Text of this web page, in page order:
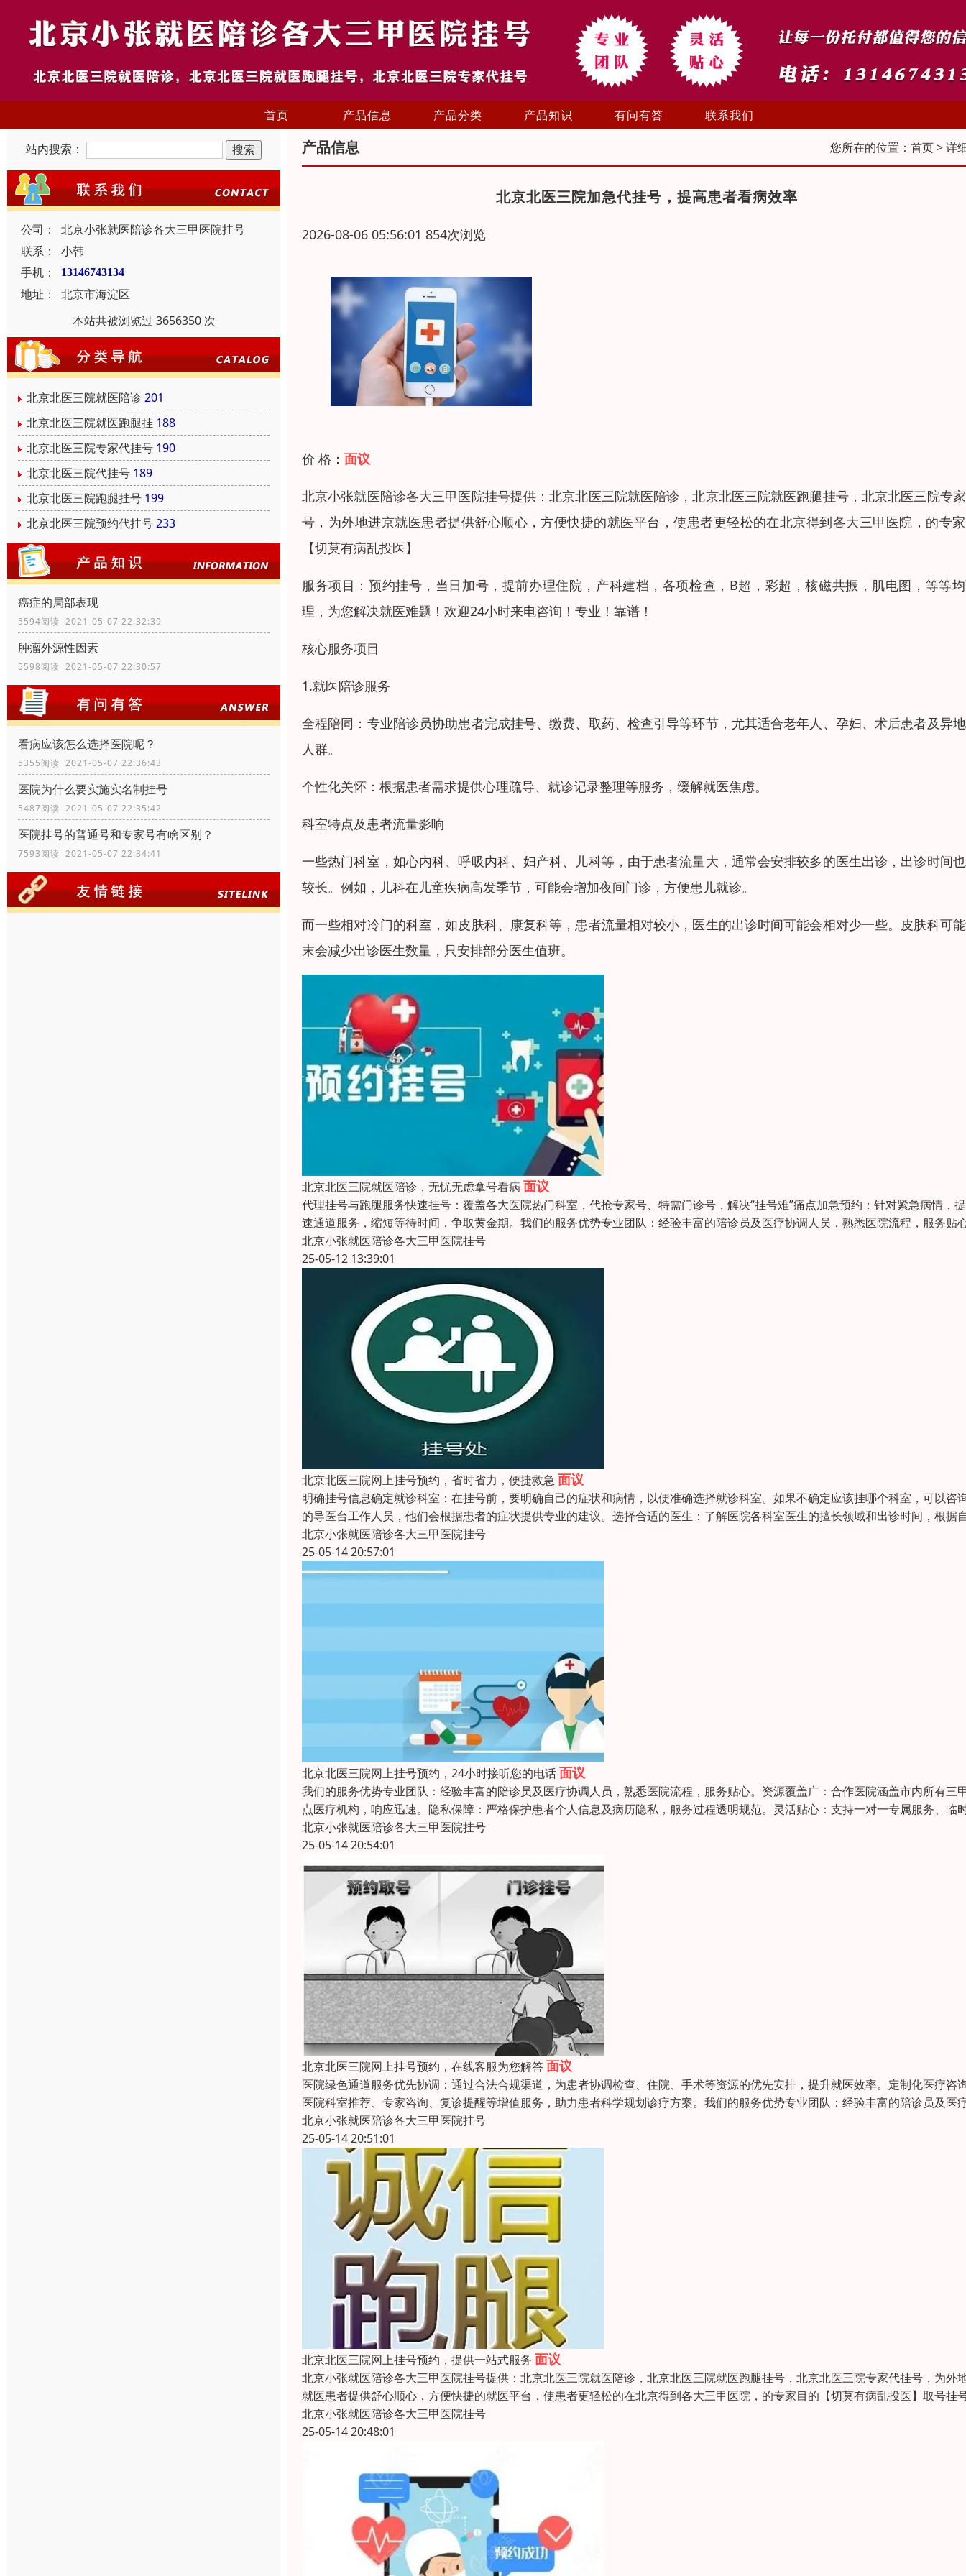
首页 产品信息 产品分类 产品知识 有问有答 联系我们
站内搜索：
公司：
北京小张就医陪诊各大三甲医院挂号
联系：
小韩
手机：
13146743134
地址：
北京市海淀区
本站共被浏览过 3656350 次
北京北医三院就医陪诊201
北京北医三院就医跑腿挂 188
北京北医三院专家代挂号 190
北京北医三院代挂号 189
北京北医三院跑腿挂号 199
北京北医三院预约代挂号233
癌症的局部表现
5594阅读 2021-05-07 22:32:39
肿瘤外源性因素
5598阅读 2021-05-07 22:30:57
看病应该怎么选择医院呢？
5355阅读 2021-05-07 22:36:43
医院为什么要实施实名制挂号
5487阅读 2021-05-07 22:35:42
医院挂号的普通号和专家号有啥区别？
7593阅读 2021-05-07 22:34:41
产品信息 您所在的位置： 首页> 详
北京北医三院加急代挂号，提高患者看病效率
2026-08-06 05:56:01 854次浏览
价 格： 面议
北京小张就医陪诊各大三甲医院挂号提供：北京北医三院就医陪诊，北京北医三院就医跑腿挂号，北京北医三院专
号，为外地进京就医患者提供舒心顺心，方便快捷的就医平台，使患者更轻松的在北京得到各大三甲医院，的专
【切莫有病乱投医】
服务项目：预约挂号，当日加号，提前办理住院，产科建档，各项检查，B超，彩超，核磁共振，肌电图，等等
理，为您解决就医难题！欢迎24小时来电咨询！专业！靠谱！
核心服务项目
1.就医陪诊服务
全程陪同：专业陪诊员协助患者完成挂号、缴费、取药、检查引导等环节，尤其适合老年人、孕妇、术后患者及异
人群。
个性化关怀：根据患者需求提供心理疏导、就诊记录整理等服务，缓解就医焦虑。
科室特点及患者流量影响
一些热门科室，如心内科、呼吸内科、妇产科、儿科等，由于患者流量大，通常会安排较多的医生出诊，出诊时间
较长。例如，儿科在儿童疾病高发季节，可能会增加夜间门诊，方便患儿就诊。
而一些相对冷门的科室，如皮肤科、康复科等，患者流量相对较小，医生的出诊时间可能会相对少一些。皮肤科可
末会减少出诊医生数量，只安排部分医生值班。
北京北医三院就医陪诊，无忧无虑拿号看病 面议
代理挂号与跑腿服务快速挂号：覆盖各大医院热门科室，代抢专家号、特需门诊号，解决“挂号难”痛点加急预约：针对紧急病情，
速通道服务，缩短等待时间，争取黄金期。我们的服务优势专业团队：经验丰富的陪诊员及医疗协调人员，熟悉医院流程，服务贴
北京小张就医陪诊各大三甲医院挂号
25-05-12 13:39:01
北京北医三院网上挂号预约，省时省力，便捷救急 面议
明确挂号信息确定就诊科室：在挂号前，要明确自己的症状和病情，以便准确选择就诊科室。如果不确定应该挂哪个科室，可以咨
的导医台工作人员，他们会根据患者的症状提供专业的建议。选择合适的医生：了解医院各科室医生的擅长领域和出诊时间，根据
北京小张就医陪诊各大三甲医院挂号
25-05-14 20:57:01
北京北医三院网上挂号预约，24小时接听您的电话面议
我们的服务优势专业团队：经验丰富的陪诊员及医疗协调人员，熟悉医院流程，服务贴心。资源覆盖广：合作医院涵盖市内所有三
点医疗机构，响应迅速。隐私保障：严格保护患者个人信息及病历隐私，服务过程透明规范。灵活贴心：支持一对一专属服务、临
北京小张就医陪诊各大三甲医院挂号
25-05-14 20:54:01
北京北医三院网上挂号预约，在线客服为您解答面议
医院绿色通道服务优先协调：通过合法合规渠道，为患者协调检查、住院、手术等资源的优先安排，提升就医效率。定制化医疗咨
医院科室推荐、专家咨询、复诊提醒等增值服务，助力患者科学规划诊疗方案。我们的服务优势专业团队：经验丰富的陪诊员及医
北京小张就医陪诊各大三甲医院挂号
25-05-14 20:51:01
北京北医三院网上挂号预约，提供一站式服务 面议
北京小张就医陪诊各大三甲医院挂号提供：北京北医三院就医陪诊，北京北医三院就医跑腿挂号，北京北医三院专家代挂号，为外
就医患者提供舒心顺心，方便快捷的就医平台，使患者更轻松的在北京得到各大三甲医院，的专家目的【切莫有病乱投医】取号挂
北京小张就医陪诊各大三甲医院挂号
25-05-14 20:48:01